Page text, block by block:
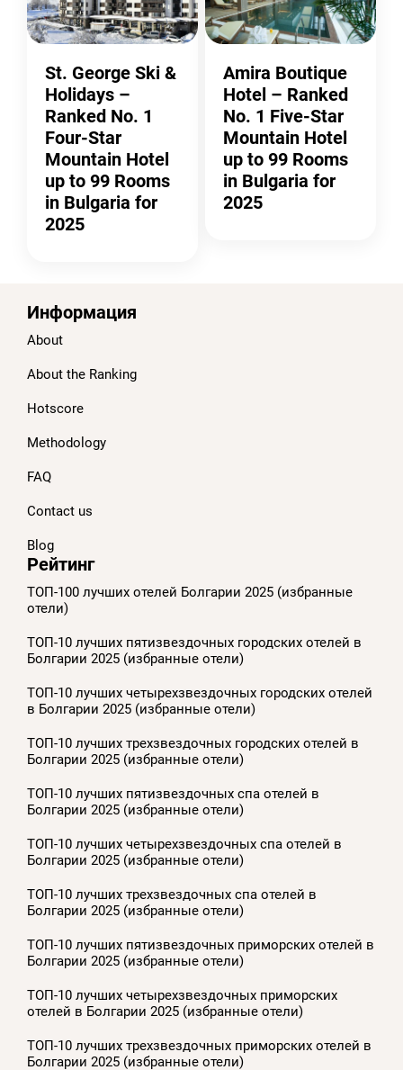
St. George Ski &
Holidays –
Ranked No. 1
Four-Star
Mountain Hotel
up to 99 Rooms
in Bulgaria for
2025
Amira Boutique
Hotel – Ranked
No. 1 Five-Star
Mountain Hotel
up to 99 Rooms
in Bulgaria for
2025
Информация
About
About the Ranking
Hotscore
Methodology
FAQ
Contact us
Blog
Рейтинг
ТОП-100 лучших отелей Болгарии 2025 (избранные
отели)
ТОП-10 лучших пятизвездочных городских отелей в
Болгарии 2025 (избранные отели)
ТОП-10 лучших четырехзвездочных городских отелей
в Болгарии 2025 (избранные отели)
ТОП-10 лучших трехзвездочных городских отелей в
Болгарии 2025 (избранные отели)
ТОП-10 лучших пятизвездочных спа отелей в
Болгарии 2025 (избранные отели)
ТОП-10 лучших четырехзвездочных спа отелей в
Болгарии 2025 (избранные отели)
ТОП-10 лучших трехзвездочных спа отелей в
Болгарии 2025 (избранные отели)
ТОП-10 лучших пятизвездочных приморских отелей в
Болгарии 2025 (избранные отели)
ТОП-10 лучших четырехзвездочных приморских
отелей в Болгарии 2025 (избранные отели)
ТОП-10 лучших трехзвездочных приморских отелей в
Болгарии 2025 (избранные отели)